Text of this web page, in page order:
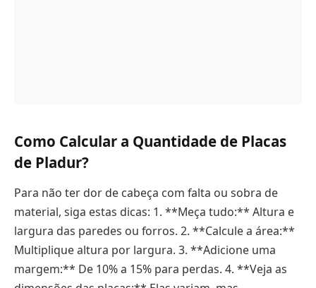
Como Calcular a Quantidade de Placas
de Pladur?
Para não ter dor de cabeça com falta ou sobra de
material, siga estas dicas: 1. **Meça tudo:** Altura e
largura das paredes ou forros. 2. **Calcule a área:**
Multiplique altura por largura. 3. **Adicione uma
margem:** De 10% a 15% para perdas. 4. **Veja as